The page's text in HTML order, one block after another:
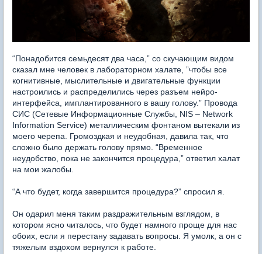
“Понадобится семьдесят два часа,” со скучающим видом
сказал мне человек в лабораторном халате, ”чтобы все
когнитивные, мыслительные и двигательные функции
настроились и распределились через разъем нейро-
интерфейса, имплантированного в вашу голову.” Провода
СИС (Сетевые Информационные Службы, NIS – Network
Information Service) металлическим фонтаном вытекали из
моего черепа. Громоздкая и неудобная, давила так, что
сложно было держать голову прямо. “Временное
неудобство, пока не закончится процедура,” ответил халат
на мои жалобы.
“А что будет, когда завершится процедура?” спросил я.
Он одарил меня таким раздражительным взглядом, в
котором ясно читалось, что будет намного проще для нас
обоих, если я перестану задавать вопросы. Я умолк, а он с
тяжелым вздохом вернулся к работе.